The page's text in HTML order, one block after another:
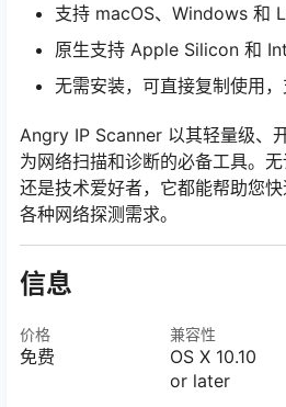
支持 macOS、Windows 和
原生支持 Apple Silicon 和
无需安装，可直接复制使用
Angry IP Scanner 以其轻量级、
为网络扫描和诊断的必备工具。
还是技术爱好者，它都能帮助您
各种网络探测需求。
信息
价格
免费
兼容性
OS X 10.10
or later